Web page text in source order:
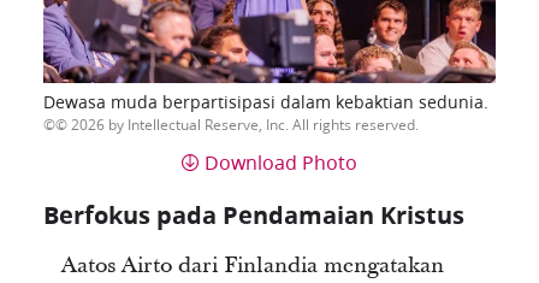
Dewasa muda berpartisipasi dalam kebaktian sedunia.
© 2026 by Intellectual Reserve, Inc. All rights reserved.
Download Photo
Berfokus pada Pendamaian Kristus
Aatos Airto dari Finlandia mengatakan